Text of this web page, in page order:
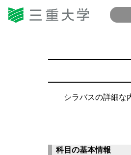
シラバスの詳細な
科目の基本情報